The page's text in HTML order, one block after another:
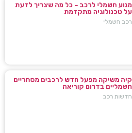
מנוע חשמלי לרכב – כל מה שצריך לדעת
על טכנולוגיה מתקדמת
רכב חשמלי
קיה משיקה מפעל חדש לרכבים מסחריים
חשמליים בדרום קוריאה
חדשות רכב